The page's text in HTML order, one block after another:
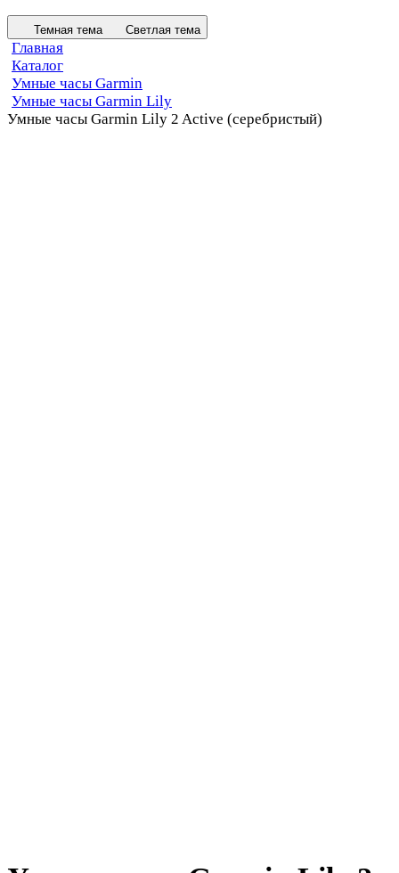
Темная тема Светлая тема
Главная
Каталог
Умные часы Garmin
Умные часы Garmin Lily
Умные часы Garmin Lily 2 Active (серебристый)